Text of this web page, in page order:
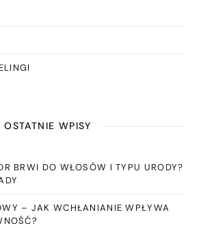
OSTATNIE WPISY
BRWI DO WŁOSÓW I TYPU URODY?
– JAK WCHŁANIANIE WPŁYWA